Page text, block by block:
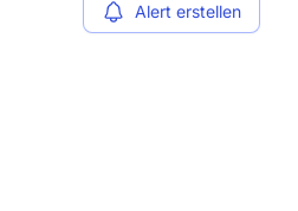
Alert erstellen